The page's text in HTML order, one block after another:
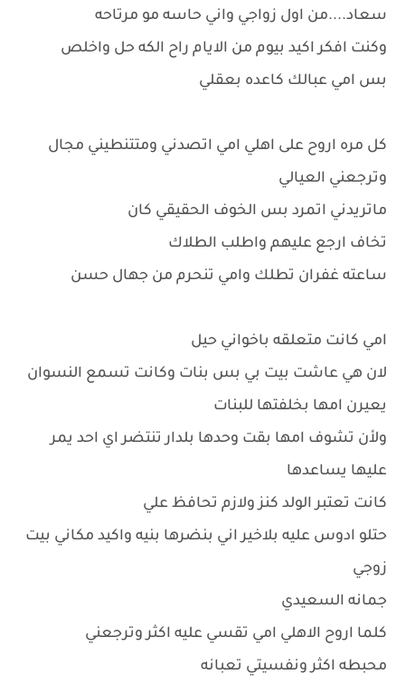
سعاد....من اول زواجي واني حاسه مو مرتاحه
وكنت افكر اكيد بيوم من الايام راح الكه حل واخلص
بس امي عبالك كاعده بعقلي
كل مره اروح على اهلي امي اتصدني ومتتنطيني مجال
وترجعني العيالي
ماتريدني اتمرد بس الخوف الحقيقي كان
تخاف ارجع عليهم واطلب الطلاك
ساعته غفران تطلك وامي تنحرم من جهال حسن
امي كانت متعلقه باخواني حيل
لان هي عاشت بيت بي بس بنات وكانت تسمع النسوان
يعيرن امها بخلفتها للبنات
ولأن تشوف امها بقت وحدها بلدار تنتضر اي احد يمر
عليها يساعدها
كانت تعتبر الولد كنز ولازم تحافظ علي
حتلو ادوس عليه بلاخير اني بنضرها بنيه واكيد مكاني بيت
زوجي
جمانه السعيدي
كلما اروح الاهلي امي تقسي عليه اكثر وترجعني
محبطه اكثر ونفسيتي تعبانه